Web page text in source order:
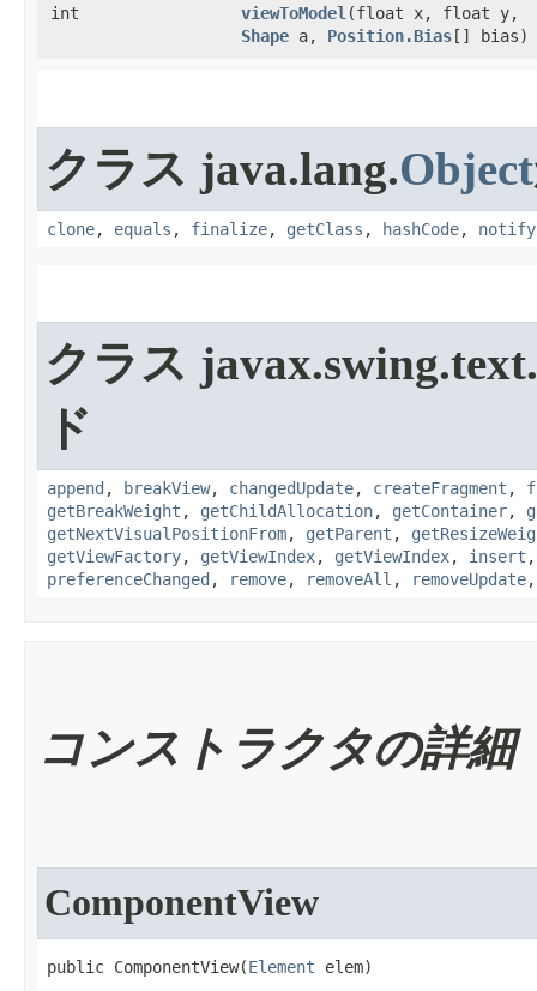
int viewToModel ​(float x, float y,
Shape a, Position.Bias [] bias)
クラス java.lang.Object
clone, equals , finalize, getClass , hashCode, notify
クラス javax.swing.text.
ド
append , breakView, changedUpdate, createFragment ,
getBreakWeight , getChildAllocation, getContainer,
getNextVisualPositionFrom, getParent ,
getViewFactory, getViewIndex, getViewIndex, insert
preferenceChanged , remove, removeAll , removeUpdate
コンストラクタの詳細
ComponentView
public ComponentView​(Element elem)